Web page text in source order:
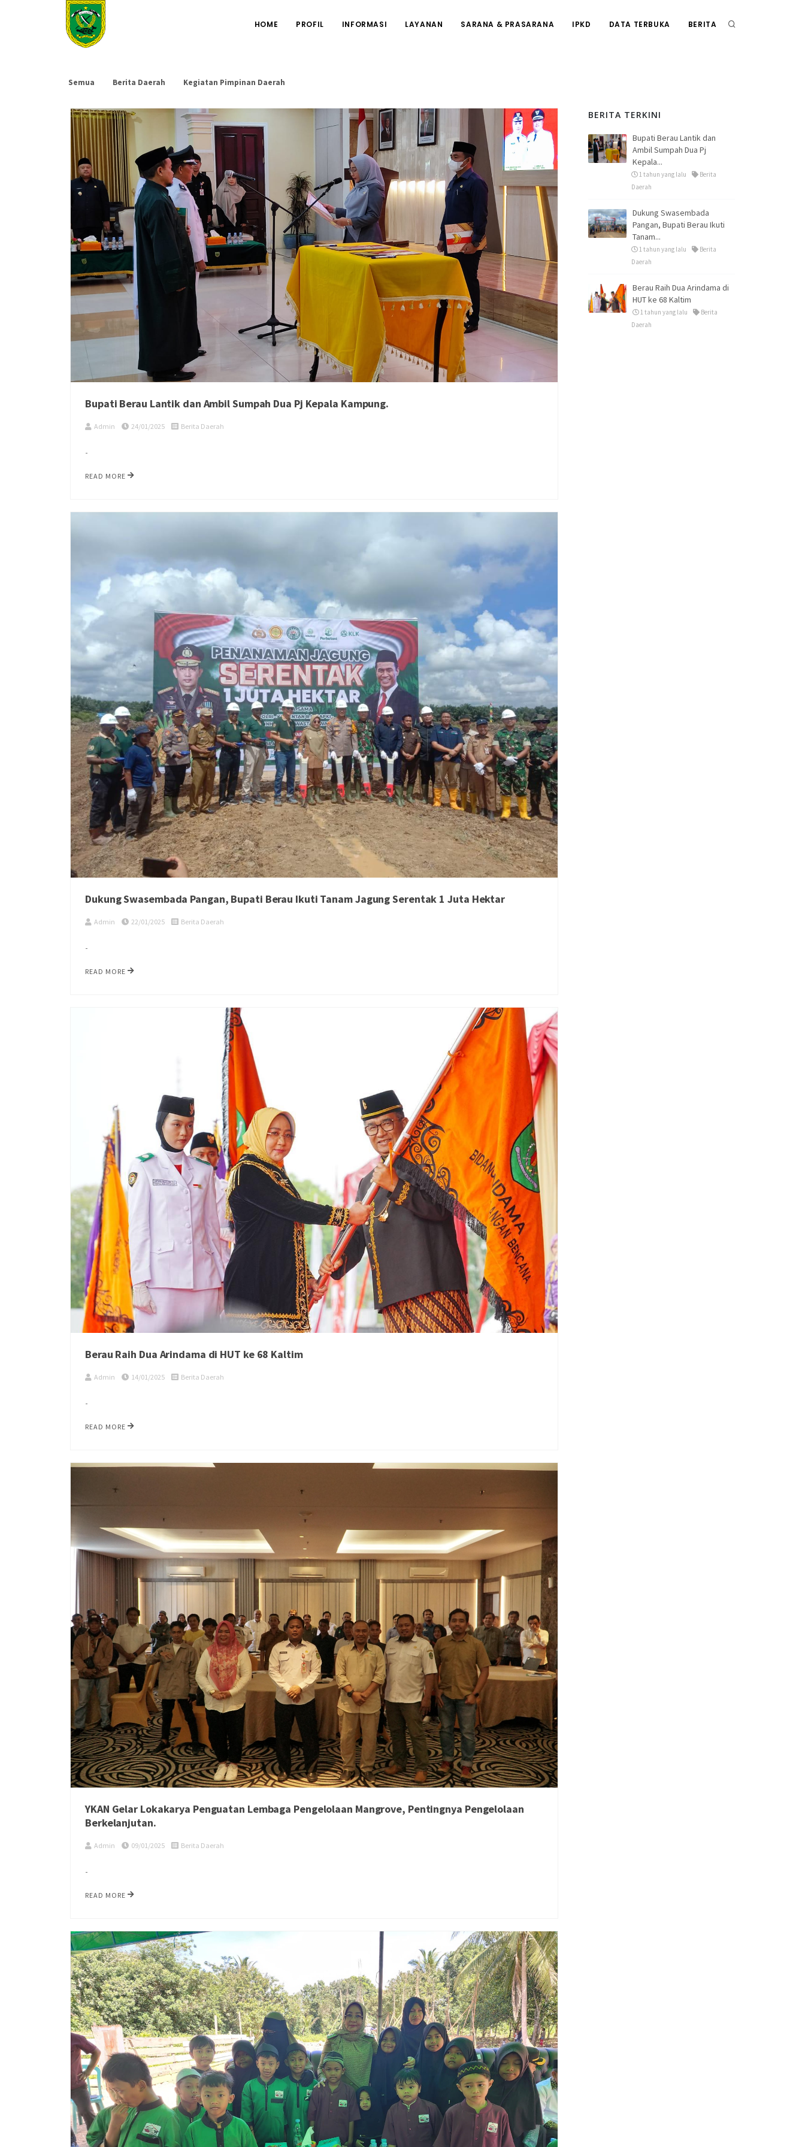
HOME PROFIL INFORMASI LAYANAN SARANA & PRASARANA IPKD DATA TERBUKA BERITA
Semua Berita Daerah Kegiatan Pimpinan Daerah
Bupati Berau Lantik dan Ambil Sumpah Dua Pj Kepala Kampung.
Admin 24/01/2025 Berita Daerah
-
READ MORE
Dukung Swasembada Pangan, Bupati Berau Ikuti Tanam Jagung Serentak 1 Juta Hektar
Admin 22/01/2025 Berita Daerah
-
READ MORE
Berau Raih Dua Arindama di HUT ke 68 Kaltim
Admin 14/01/2025 Berita Daerah
-
READ MORE
YKAN Gelar Lokakarya Penguatan Lembaga Pengelolaan Mangrove, Pentingnya Pengelolaan
Berkelanjutan.
Admin 09/01/2025 Berita Daerah
-
READ MORE
BERITA TERKINI
Bupati Berau Lantik dan
Ambil Sumpah Dua Pj
Kepala...
1 tahun yang lalu
Berita
Daerah
Dukung Swasembada
Pangan, Bupati Berau Ikuti
Tanam...
1 tahun yang lalu
Berita
Daerah
Berau Raih Dua Arindama di
HUT ke 68 Kaltim
1 tahun yang lalu
Berita
Daerah